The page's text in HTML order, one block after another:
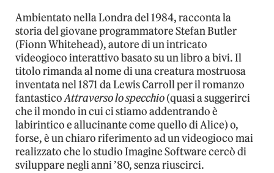
Ambientato nella Londra del 1984, racconta la
storia del giovane programmatore Stefan Butler
(Fionn Whitehead), autore di un intricato
videogioco interattivo basato su un libro a bivi. Il
titolo rimanda al nome di una creatura mostruosa
inventata nel 1871 da Lewis Carroll per il romanzo
fantasticoAttraverso lo specchio(quasi a suggerirci
che il mondo in cui ci stiamo addentrando è
labirintico e allucinante come quello di Alice) o,
forse, è un chiaro riferimento ad un videogioco mai
realizzato che lo studio Imagine Software cercò di
sviluppare negli anni ’80, senza riuscirci.